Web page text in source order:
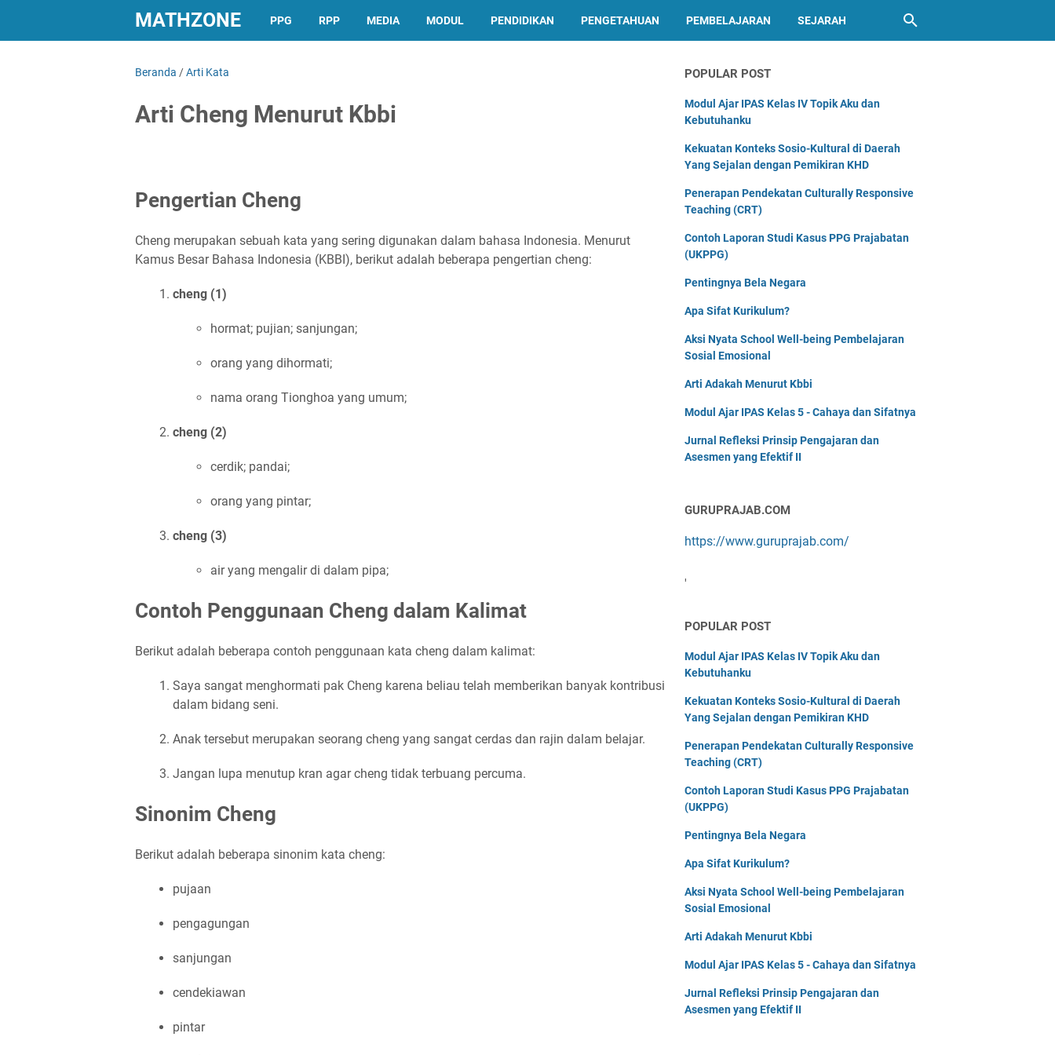
MATHZONE PPG RPP MEDIA MODUL PENDIDIKAN PENGETAHUAN PEMBELAJARAN SEJARAH
Beranda /Arti Kata
Arti Cheng Menurut Kbbi
Pengertian Cheng
Cheng merupakan sebuah kata yang sering digunakan dalam bahasa Indonesia. Menurut
Kamus Besar Bahasa Indonesia (KBBI), berikut adalah beberapa pengertian cheng:
cheng (1)
hormat; pujian; sanjungan;
orang yang dihormati;
nama orang Tionghoa yang umum;
cheng (2)
cerdik; pandai;
orang yang pintar;
cheng (3)
air yang mengalir di dalam pipa;
Contoh Penggunaan Cheng dalam Kalimat
Berikut adalah beberapa contoh penggunaan kata cheng dalam kalimat:
Saya sangat menghormati pak Cheng karena beliau telah memberikan banyak kontribusi
dalam bidang seni.
Anak tersebut merupakan seorang cheng yang sangat cerdas dan rajin dalam belajar.
Jangan lupa menutup kran agar cheng tidak terbuang percuma.
Sinonim Cheng
Berikut adalah beberapa sinonim kata cheng:
pujaan
pengagungan
sanjungan
cendekiawan
pintar
POPULAR POST
Modul Ajar IPAS Kelas IV Topik Aku dan
Kebutuhanku
Kekuatan Konteks Sosio-Kultural di Daerah
Yang Sejalan dengan Pemikiran KHD
Penerapan Pendekatan Culturally Responsive
Teaching (CRT)
Contoh Laporan Studi Kasus PPG Prajabatan
(UKPPG)
Pentingnya Bela Negara
Apa Sifat Kurikulum?
Aksi Nyata School Well-being Pembelajaran
Sosial Emosional
Arti Adakah Menurut Kbbi
Modul Ajar IPAS Kelas 5 - Cahaya dan Sifatnya
Jurnal Refleksi Prinsip Pengajaran dan
Asesmen yang Efektif II
GURUPRAJAB.COM
https://www.guruprajab.com/
'
POPULAR POST
Modul Ajar IPAS Kelas IV Topik Aku dan
Kebutuhanku
Kekuatan Konteks Sosio-Kultural di Daerah
Yang Sejalan dengan Pemikiran KHD
Penerapan Pendekatan Culturally Responsive
Teaching (CRT)
Contoh Laporan Studi Kasus PPG Prajabatan
(UKPPG)
Pentingnya Bela Negara
Apa Sifat Kurikulum?
Aksi Nyata School Well-being Pembelajaran
Sosial Emosional
Arti Adakah Menurut Kbbi
Modul Ajar IPAS Kelas 5 - Cahaya dan Sifatnya
Jurnal Refleksi Prinsip Pengajaran dan
Asesmen yang Efektif II